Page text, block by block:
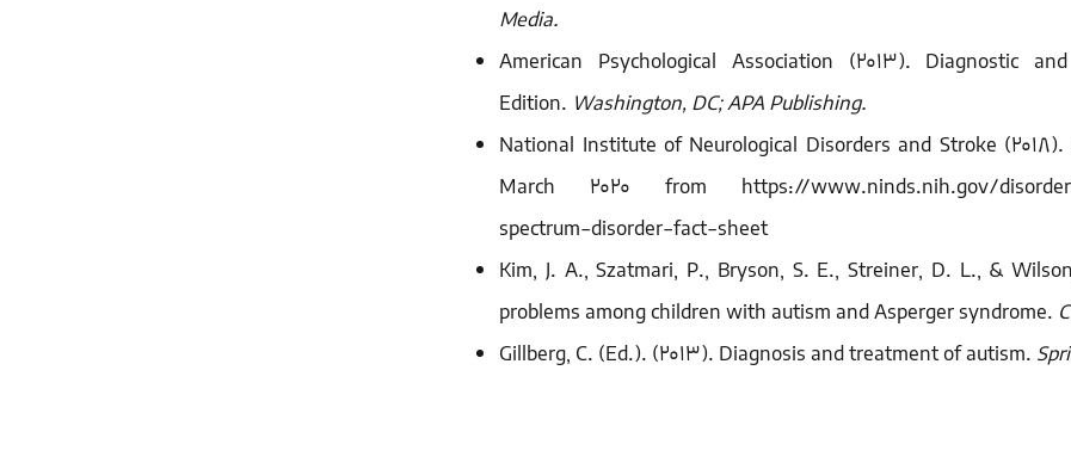
Media.
American Psychological Association (2013). Diagnostic
Edition. Washington, DC; APA Publishing.
National Institute of Neurological Disorders and Stroke
March 2020 from https://www.ninds.nih.gov/
spectrum-disorder-fact-sheet
Kim, J. A., Szatmari, P., Bryson, S. E., Streiner, D. L., &
problems among children with autism and Asperger syndrome.
Gillberg, C. (Ed.). (2013). Diagnosis and treatment of autism.